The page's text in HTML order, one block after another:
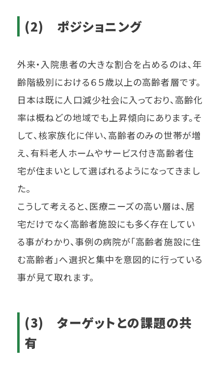
(2) ポジショニング
外来・入院患者の大きな割合を占めるのは、年
齢階級別における６５歳以上の高齢者層です。
日本は既に人口減少社会に入っており、高齢化
率は概ねどの地域でも上昇傾向にあります。そ
して、核家族化に伴い、高齢者のみの世帯が増
え、有料老人ホームやサービス付き高齢者住
宅が住まいとして選ばれるようになってきまし
た。
こうして考えると、医療ニーズの高い層は、居
宅だけでなく高齢者施設にも多く存在してい
る事がわかり、事例の病院が「高齢者施設に住
む高齢者」へ選択と集中を意図的に行っている
事が見て取れます。
(3) ターゲットとの課題の共
有